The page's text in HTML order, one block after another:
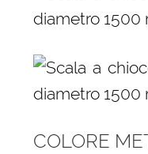
COLORE